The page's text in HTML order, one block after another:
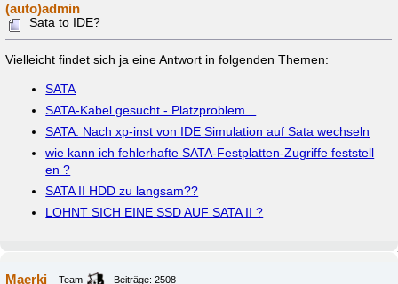
(auto)admin
Sata to IDE?
Vielleicht findet sich ja eine Antwort in folgenden Themen:
SATA
SATA-Kabel gesucht - Platzproblem...
SATA: Nach xp-inst von IDE Simulation auf Sata wechseln
wie kann ich fehlerhafte SATA-Festplatten-Zugriffe feststell
en ?
SATA II HDD zu langsam??
LOHNT SICH EINE SSD AUF SATA II ?
Maerki_ Team
Beiträge: 2508